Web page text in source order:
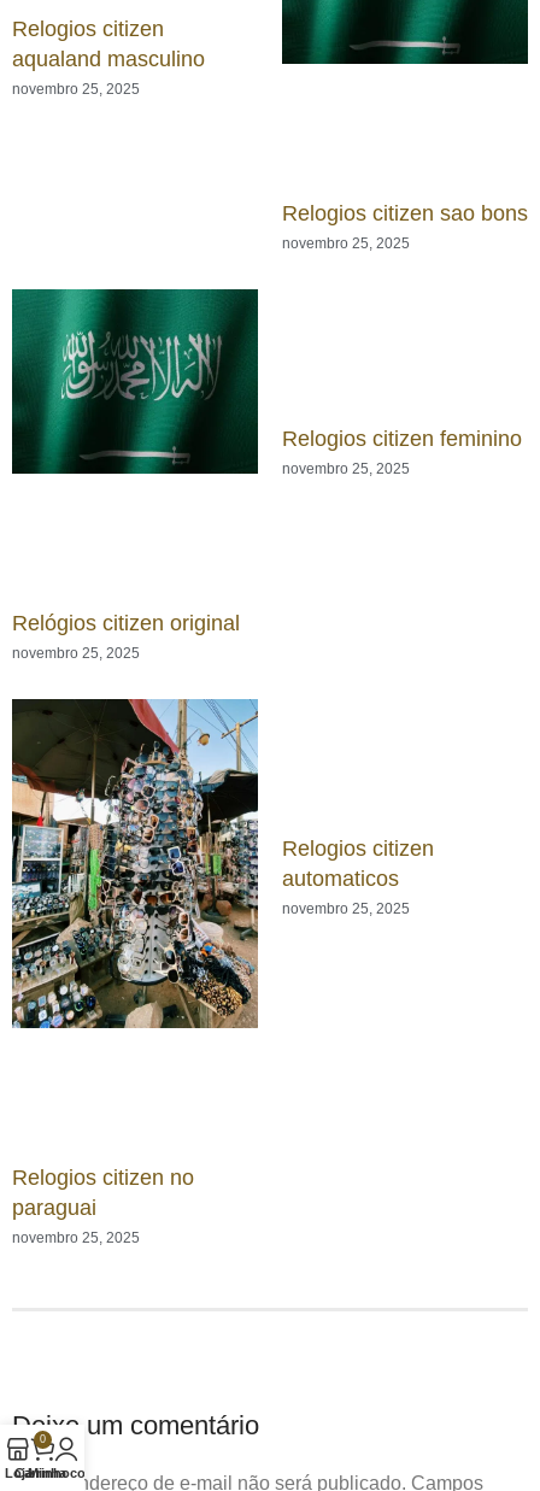
Relogios citizen
aqualand masculino
novembro 25, 2025
Relogios citizen sao bons
novembro 25, 2025
Relógios citizen original
novembro 25, 2025
Relogios citizen feminino
novembro 25, 2025
Relogios citizen no
paraguai
novembro 25, 2025
Relogios citizen
automaticos
novembro 25, 2025
Deixe um comentário
O seu endereço de e-mail não será publicado. Campos
Loja
0
Carrinho
Minha conta